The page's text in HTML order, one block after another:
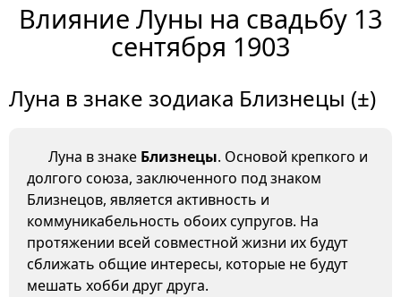
Влияние Луны на свадьбу 13
сентября 1903
Луна в знаке зодиака Близнецы (±)
Луна в знаке Близнецы. Основой крепкого и
долгого союза, заключенного под знаком
Близнецов, является активность и
коммуникабельность обоих супругов. На
протяжении всей совместной жизни их будут
сближать общие интересы, которые не будут
мешать хобби друг друга.